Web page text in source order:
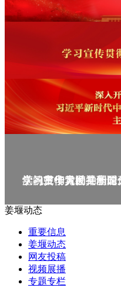
庆祝中华人民共和国
学习贯彻党的二十
党的二十大精神理论
学习宣传贯彻党的二
学习贯彻习近平新
姜堰动态
重要信息
姜堰动态
网友投稿
视频展播
专题专栏